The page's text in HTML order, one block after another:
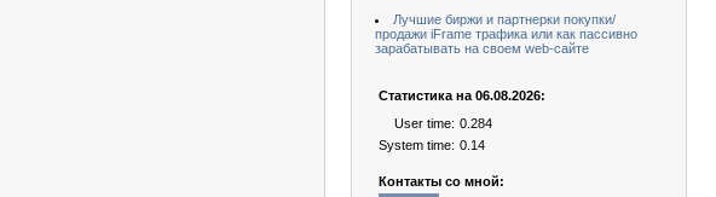
Лучшие биржи и партнерки покупки/
продажи iFrame трафика или как пассивно
зарабатывать на своем web-сайте
Статистика на 06.08.2026:
User time: 0.284
System time: 0.14
Контакты со мной: